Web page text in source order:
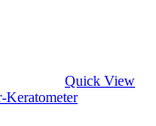
Quick View
Keratometer